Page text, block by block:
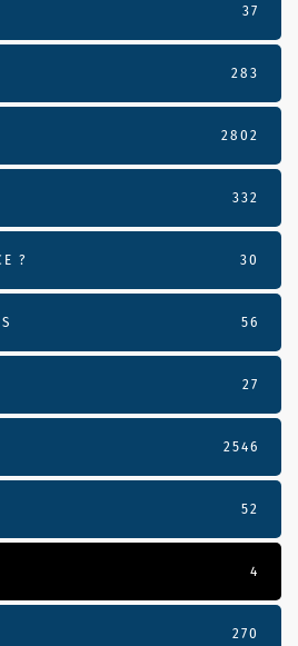
37
283
2802
332
? 30
56
27
2546
52
4
270